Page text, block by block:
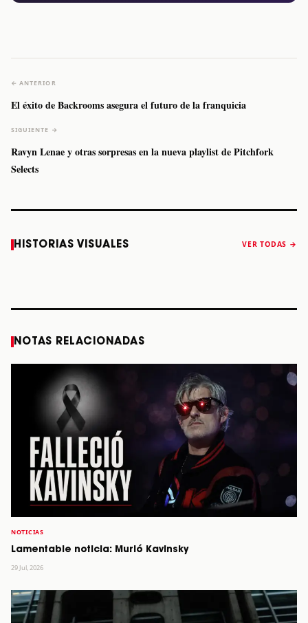
← ANTERIOR
El éxito de Backrooms asegura el futuro de la franquicia
SIGUIENTE →
Ravyn Lenae y otras sorpresas en la nueva playlist de Pitchfork
Selects
HISTORIAS VISUALES VER TODAS →
a Monterrey el
Staiti, guitarrista
anuncia “Reality
NOTAS RELACIONADAS
NOTICIAS
Lamentable noticia: Murió Kavinsky
29 Jul, 2026